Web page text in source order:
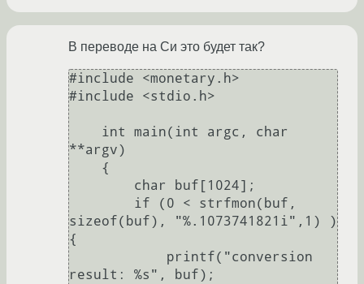
В переводе на Си это будет так?
#include <monetary.h>
#include <stdio.h>
**argv)
sizeof(buf), "%.1073741821i",1) )
{
result: %s", buf);